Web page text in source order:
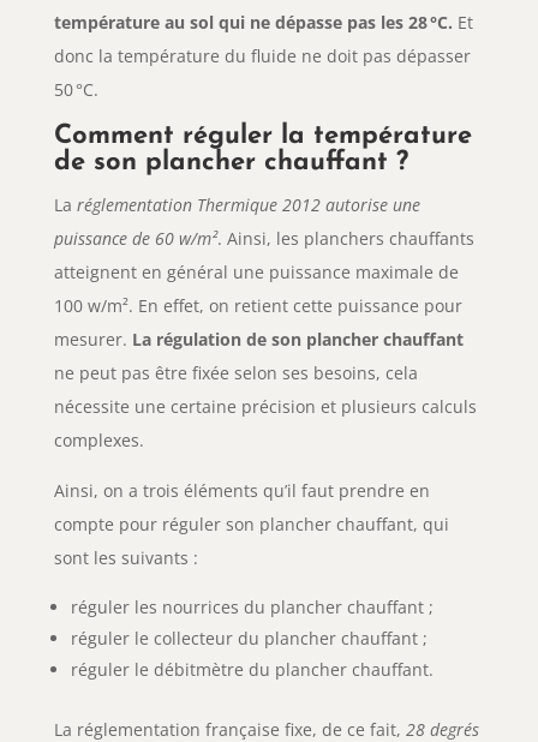
température au sol qui ne dépasse pas les 28 °C. Et
donc la température du fluide ne doit pas dépasser
50 °C.
Comment réguler la température
de son plancher chauffant ?
La réglementation Thermique 2012 autorise une
puissance de 60 w/m². Ainsi, les planchers chauffants
atteignent en général une puissance maximale de
100 w/m². En effet, on retient cette puissance pour
mesurer. La régulation de son plancher chauffant
ne peut pas être fixée selon ses besoins, cela
nécessite une certaine précision et plusieurs calculs
complexes.
Ainsi, on a trois éléments qu’il faut prendre en
compte pour réguler son plancher chauffant, qui
sont les suivants :
réguler les nourrices du plancher chauffant ;
réguler le collecteur du plancher chauffant ;
réguler le débitmètre du plancher chauffant.
La réglementation française fixe, de ce fait, 28 degrés